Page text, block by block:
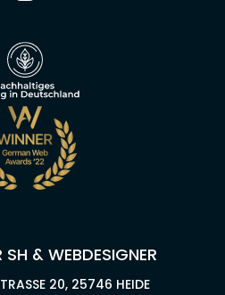
& WEBDESIGNER
20, 25746 HEIDE